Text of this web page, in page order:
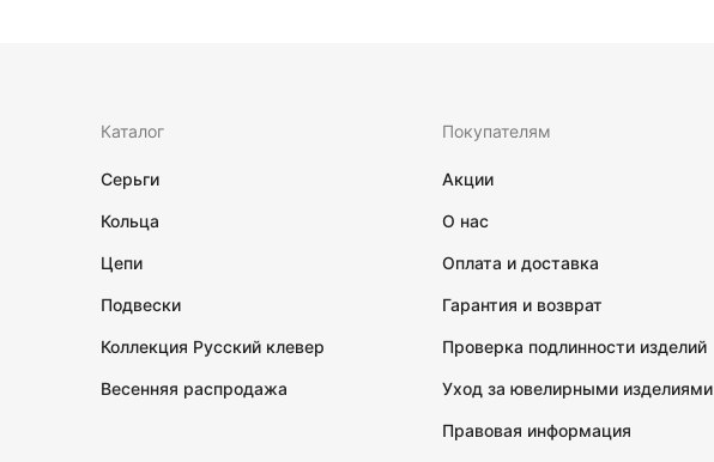
Каталог
Серьги
Кольца
Цепи
Подвески
Коллекция Русский клевер
Весенняя распродажа
Покупателям
Акции
О нас
Оплата и доставка
Гарантия и возврат
Проверка подлинности изделий
Уход за ювелирными изделиями
Правовая информация